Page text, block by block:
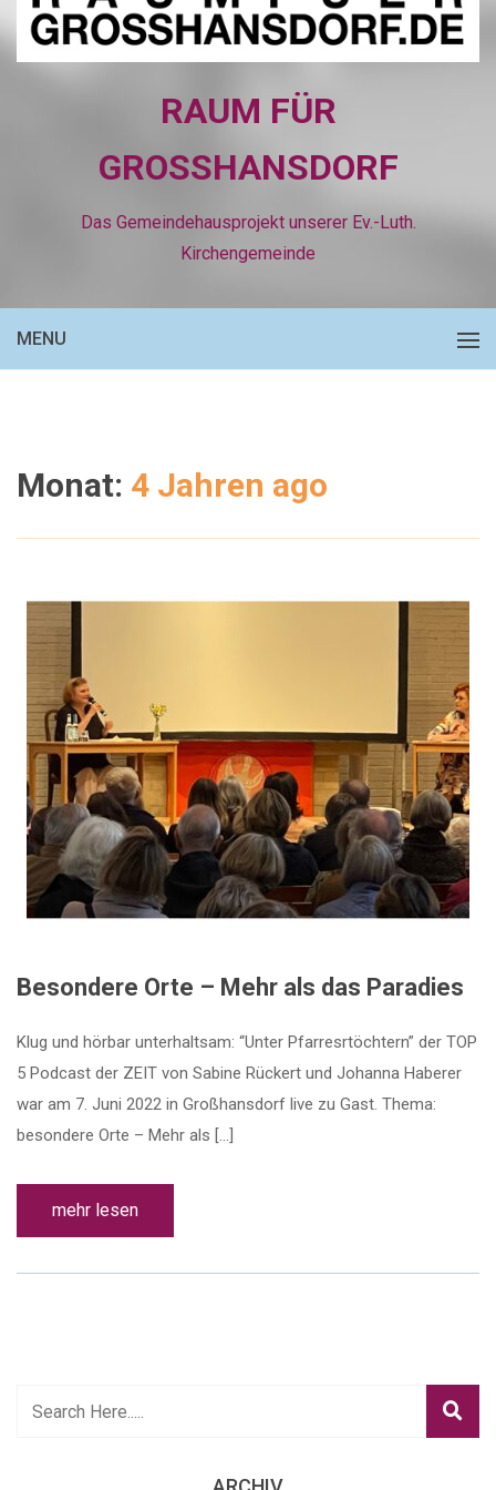
RAUM FÜR
GROSSHANSDORF
Das Gemeindehausprojekt unserer Ev.-Luth.
Kirchengemeinde
MENU
Monat: 4 Jahren ago
Besondere Orte – Mehr als das Paradies
Klug und hörbar unterhaltsam: “Unter Pfarresrtöchtern” der TOP
5 Podcast der ZEIT von Sabine Rückert und Johanna Haberer
war am 7. Juni 2022 in Großhansdorf live zu Gast. Thema:
besondere Orte – Mehr als […]
mehr lesen